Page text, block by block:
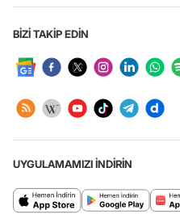
BİZİ TAKİP EDİN
UYGULAMAMIZI İNDİRİN